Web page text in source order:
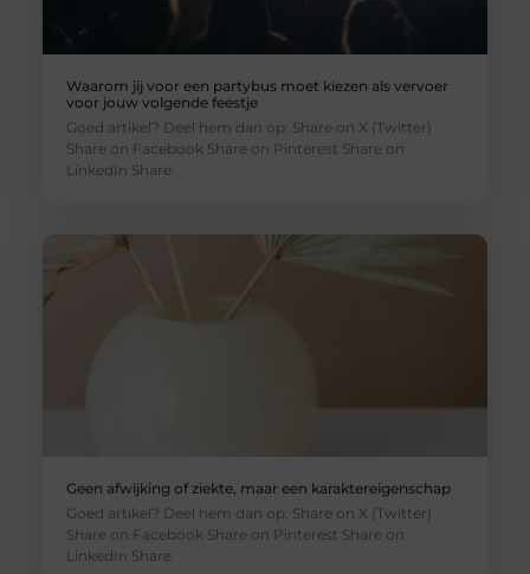
Waarom jij voor een partybus moet kiezen als vervoer
voor jouw volgende feestje
Goed artikel? Deel hem dan op: Share on X (Twitter)
Share on Facebook Share on Pinterest Share on
LinkedIn Share
Geen afwijking of ziekte, maar een karaktereigenschap
Goed artikel? Deel hem dan op: Share on X (Twitter)
Share on Facebook Share on Pinterest Share on
LinkedIn Share